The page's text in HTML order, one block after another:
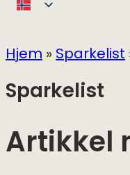
Hjem»Sparkelist
Sparkelist
Artikkel